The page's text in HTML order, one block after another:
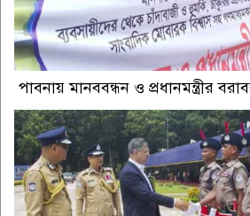
পাবনায় মানববন্ধন ও প্রধানমন্ত্রীর